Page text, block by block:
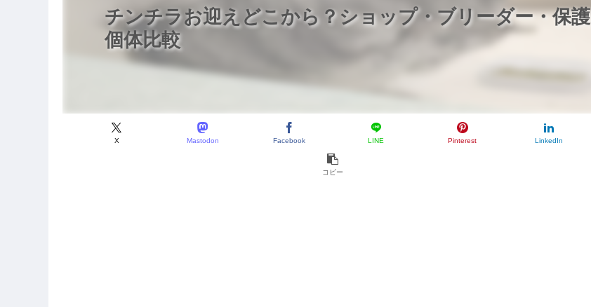
チンチラお迎えどこから？ショップ・ブリーダー・保護
個体比較
X Mastodon Facebook LINE Pinterest LinkedIn
コピー